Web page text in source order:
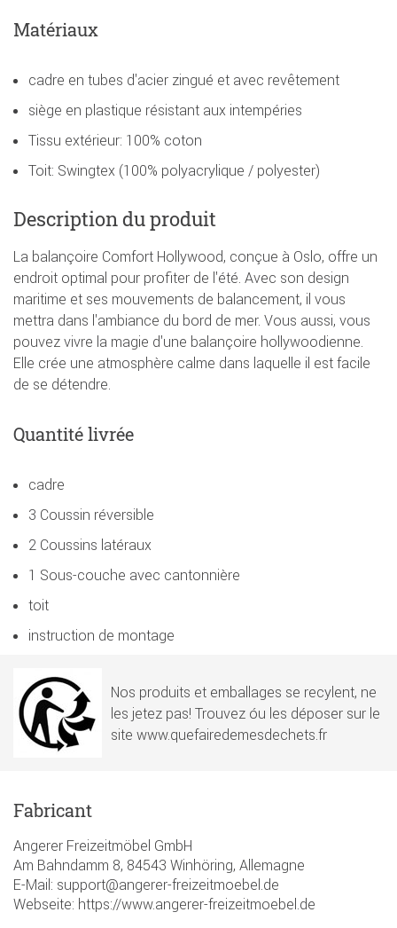
Matériaux
cadre en tubes d'acier zingué et avec revêtement
siège en plastique résistant aux intempéries
Tissu extérieur: 100% coton
Toit: Swingtex (100% polyacrylique / polyester)
Description du produit
La balançoire Comfort Hollywood, conçue à Oslo, offre un
endroit optimal pour profiter de l'été. Avec son design
maritime et ses mouvements de balancement, il vous
mettra dans l'ambiance du bord de mer. Vous aussi, vous
pouvez vivre la magie d'une balançoire hollywoodienne.
Elle crée une atmosphère calme dans laquelle il est facile
de se détendre.
Quantité livrée
cadre
3 Coussin réversible
2 Coussins latéraux
1 Sous-couche avec cantonnière
toit
instruction de montage
Nos produits et emballages se recylent, ne
les jetez pas! Trouvez óu les déposer sur le
site www.quefairedemesdechets.fr
Fabricant
Angerer Freizeitmöbel GmbH
Am Bahndamm 8, 84543 Winhöring, Allemagne
E-Mail: support@angerer-freizeitmoebel.de
Webseite: https://www.angerer-freizeitmoebel.de